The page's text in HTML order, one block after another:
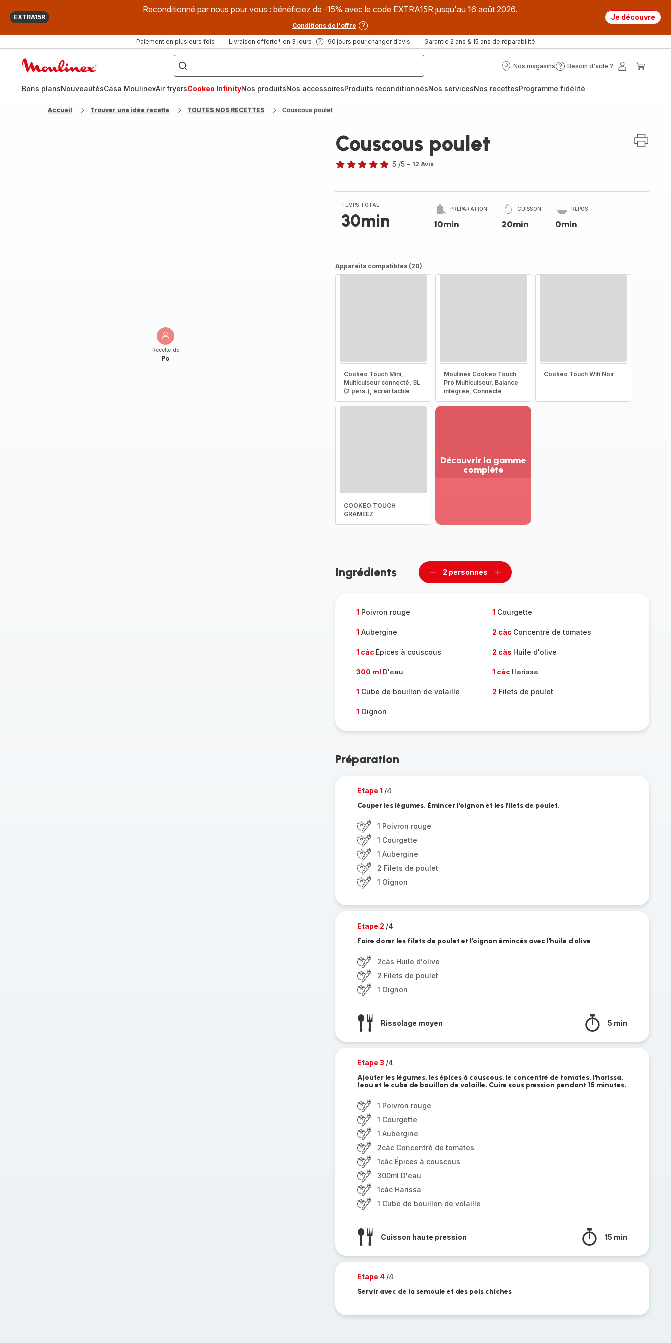
EXTRA15R
Reconditionné par nous pour vous : bénéficiez de -15% avec le code EXTRA15R jusqu'au 16 août 2026.
Conditions de l'offre
Je découvre
Paiement en plusieurs fois Livraison offerte* en 3 jours 90 jours pour changer d’avis Garantie 2 ans & 15 ans de réparabilité
["Que
recherchez-
vous
?",
fryer",
"Companion"]
Nos magasins
Nos
Besoin d'aide ?
Besoin
?
Mon
Bons plansNouveautésCasa MoulinexAir fryersCookeo InfinityNos produitsNos accessoiresProduits reconditionnésNos servicesNos recettesProgramme fidélité
Accueil Trouver une idée recette TOUTES NOS RECETTES Couscous poulet
Recette de
Po
Couscous poulet
étoiles
(moyenne)
5 /5 - 12 Avis
TEMPS TOTAL
30min
PRÉPARATION
10min
CUISSON
20min
REPOS
0min
Appareils compatibles (20)
Cookeo Touch Mini,
Multicuiseur connecté, 3L
(2 pers.), écran tactile
Moulinex Cookeo Touch
Pro Multicuiseur, Balance
intégrée, Connecté
Cookeo Touch Wifi Noir
COOKEO TOUCH
GRAMEEZ
Découvrir la gamme
complète
complète
Ingrédients
Supprimer
2 personnes
Ajouter
1 Poivron rouge 1 Courgette
1 Aubergine 2 càc Concentré de tomates
1 càc Épices à couscous 2 càs Huile d'olive
300 ml D'eau 1 càc Harissa
1 Cube de bouillon de volaille 2 Filets de poulet
1 Oignon
Préparation
Etape 1 /4
Couper les légumes. Émincer l'oignon et les filets de poulet.
1 Poivron rouge
1 Courgette
1 Aubergine
2 Filets de poulet
1 Oignon
Etape 2 /4
Faire dorer les filets de poulet et l'oignon émincés avec l'huile d'olive
2càs Huile d'olive
2 Filets de poulet
1 Oignon
Rissolage moyen 5 min
Etape 3 /4
Ajouter les légumes, les épices à couscous, le concentré de tomates, l'harissa,
l'eau et le cube de bouillon de volaille. Cuire sous pression pendant 15 minutes.
1 Poivron rouge
1 Courgette
1 Aubergine
2càc Concentré de tomates
1càc Épices à couscous
300ml D'eau
1càc Harissa
1 Cube de bouillon de volaille
Cuisson haute pression 15 min
Etape 4 /4
Servir avec de la semoule et des pois chiches